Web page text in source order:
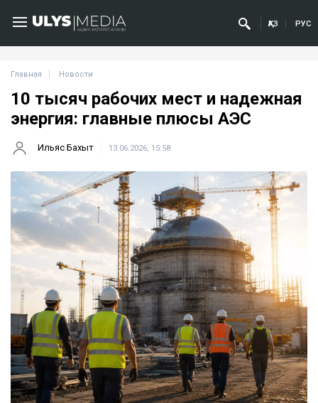
ҚАЗ РУС
Главная Новости
10 тысяч рабочих мест и надежная
энергия: главные плюсы АЭС
Ильяс Бахыт 13.06.2026, 15:58